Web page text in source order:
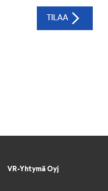
VR-Yhtymä Oyj